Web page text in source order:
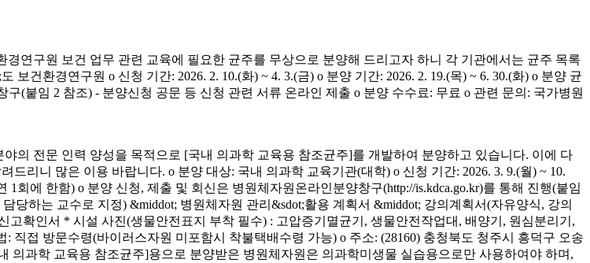
연구원 보건 업무 관련 교육에 필요한 균주를 무상으로 분양해 드리고자 하니 각 기관에서는 균주 목록
건환경연구원 o 신청 기간: 2026. 2. 10.(화) ~ 4. 3.(금) o 분양 기간: 2026. 2. 19.(목) ~ 6. 30.(화) o 분양 균
(붙임 2 참조) - 분양신청 공문 등 신청 관련 서류 온라인 제출 o 분양 수수료: 무료 o 관련 문의: 국가병원
의 전문 인력 양성을 목적으로 [국내 의과학 교육용 참조균주]를 개발하여 분양하고 있습니다. 이에 다
리니 많은 이용 바랍니다. o 분양 대상: 국내 의과학 교육기관(대학) o 신청 기간: 2026. 3. 9.(월) ~ 10.
1회에 한함) o 분양 신청, 제출 및 회신은 병원체자원온라인분양창구(http://is.kdca.go.kr)를 통해 진행(붙임
당하는 교수로 지정) &middot; 병원체자원 관리&sdot;활용 계획서 &middot; 강의계획서(자유양식, 강의
확인서 * 시설 사진(생물안전표지 부착 필수) : 고압증기멸균기, 생물안전작업대, 배양기, 원심분리기,
: 직접 방문수령(바이러스자원 미포함시 착불택배수령 가능) o 주소: (28160) 충청북도 청주시 흥덕구 오송
의과학 교육용 참조균주]용으로 분양받은 병원체자원은 의과학미생물 실습용으로만 사용하여야 하며,